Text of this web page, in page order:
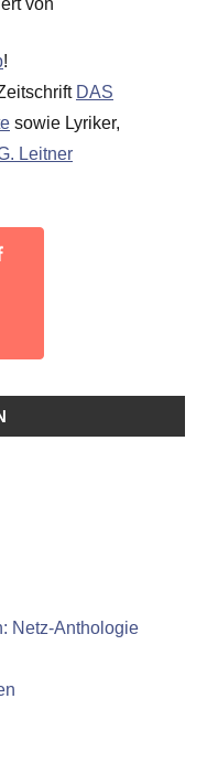
von
!
DAS
sowie Lyriker,
Leitner
Netz-Anthologie